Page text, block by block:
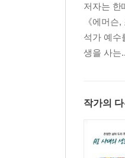
충서忠恕, 하
자기를 극복
조화의 정신, ‘
공자의 본심회
나면서부터 안
유有와 무無는
하늘 생명을 얻
저자는 한
《에머
석가 예수
생을 사는
작가의